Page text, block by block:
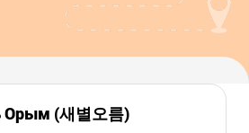
Орым (새별오름)